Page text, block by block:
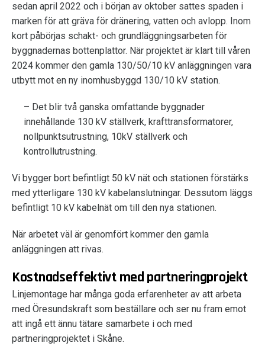
sedan april 2022 och i början av oktober sattes spaden i
marken för att gräva för dränering, vatten och avlopp. Inom
kort påbörjas schakt- och grundläggningsarbeten för
byggnadernas bottenplattor. När projektet är klart till våren
2024 kommer den gamla 130/50/10 kV anläggningen vara
utbytt mot en ny inomhusbyggd 130/10 kV station.
– Det blir två ganska omfattande byggnader
innehållande 130 kV ställverk, krafttransformatorer,
nollpunktsutrustning, 10kV ställverk och
kontrollutrustning.
Vi bygger bort befintligt 50 kV nät och stationen förstärks
med ytterligare 130 kV kabelanslutningar. Dessutom läggs
befintligt 10 kV kabelnät om till den nya stationen.
När arbetet väl är genomfört kommer den gamla
anläggningen att rivas.
Kostnadseffektivt med partneringprojekt
Linjemontage har många goda erfarenheter av att arbeta
med Öresundskraft som beställare och ser nu fram emot
att ingå ett ännu tätare samarbete i och med
partneringprojektet i Skåne.